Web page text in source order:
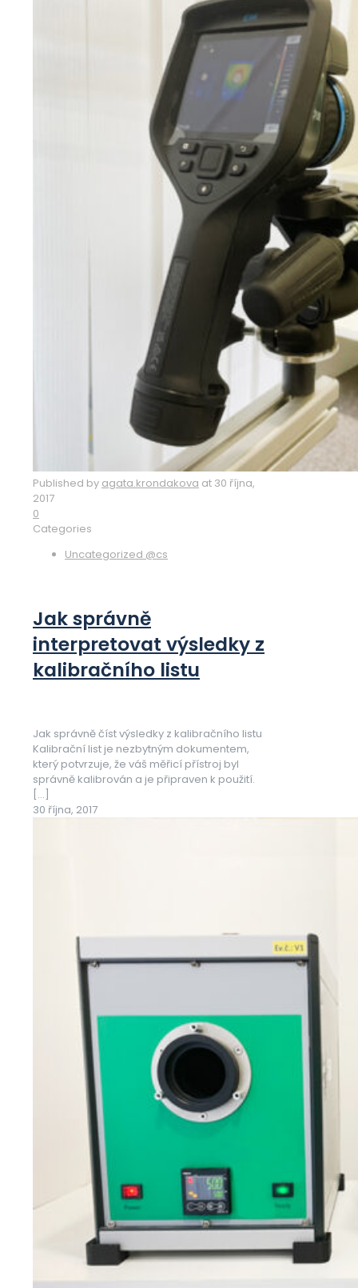
Published by agata.krondakova at 30 října,
2017
0
Categories
Uncategorized @cs
Jak správně
interpretovat výsledky z
kalibračního listu
Jak správně číst výsledky z kalibračního listu
Kalibrační list je nezbytným dokumentem,
který potvrzuje, že váš měřicí přístroj byl
správně kalibrován a je připraven k použití.
[…]
30 října, 2017